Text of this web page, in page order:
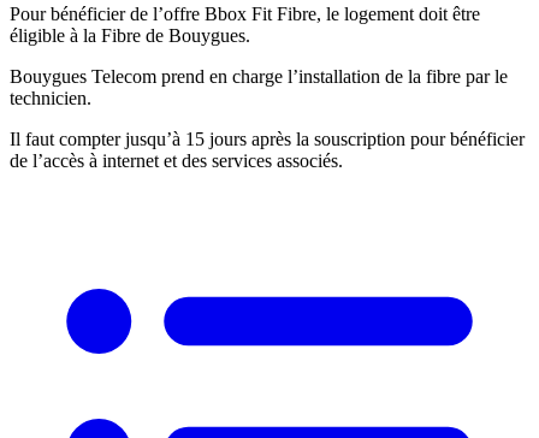
Pour bénéficier de l’offre Bbox Fit Fibre, le logement doit être
éligible à la Fibre de Bouygues.
Bouygues Telecom prend en charge l’installation de la fibre par le
technicien.
Il faut compter jusqu’à 15 jours après la souscription pour bénéficier
de l’accès à internet et des services associés.